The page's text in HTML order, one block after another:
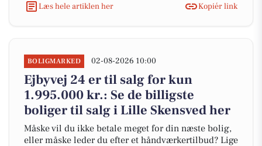
Læs hele artiklen her
Kopiér link
BOLIGMARKED 02-08-2026 10:00
Ejbyvej 24 er til salg for kun
1.995.000 kr.: Se de billigste
boliger til salg i Lille Skensved her
Måske vil du ikke betale meget for din næste bolig,
eller måske leder du efter et håndværkertilbud? Lige